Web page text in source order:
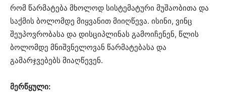
რომ წარმატება მხოლოდ სისტემატური მუშაობითა და
საქმის ბოლომდე მიყვანით მიიღწევა. ისინი, ვინც
შეუპოვრობასა და დისციპლინას გამოიჩენენ, წლის
ბოლომდე მნიშვნელოვან წარმატებასა და
გამარჯვებებს მიაღწევენ.
მერწყული: